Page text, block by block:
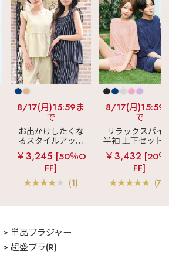
8/17(月)15:59ま
で
お出かけしたくな
るスタイルアップ
見え
ストライプ
フリル ロングパン
ツ 綿混 上下セット
￥3,245 [50％O
FF]
(1)
8/17(月)15:59
で
リラックスパイ
半袖 上下セット
女兼用サイズ)
￥3,432 [20
FF]
単品ブラジャー
超盛ブラ(R)